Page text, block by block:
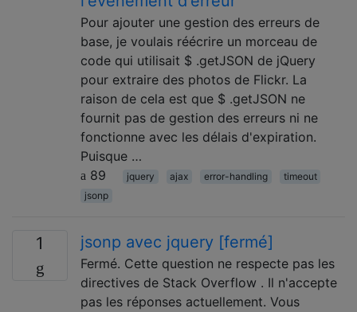
Pour ajouter une gestion des erreurs de
base, je voulais réécrire un morceau de
code qui utilisait $ .getJSON de jQuery
pour extraire des photos de Flickr. La
raison de cela est que $ .getJSON ne
fournit pas de gestion des erreurs ni ne
fonctionne avec les délais d'expiration.
Puisque …
89
jquery ajax error-handling
timeout
jsonp
1 jsonp avec jquery [fermé]
Fermé. Cette question ne respecte pas les
directives de Stack Overflow . Il n'accepte
pas les réponses actuellement. Vous